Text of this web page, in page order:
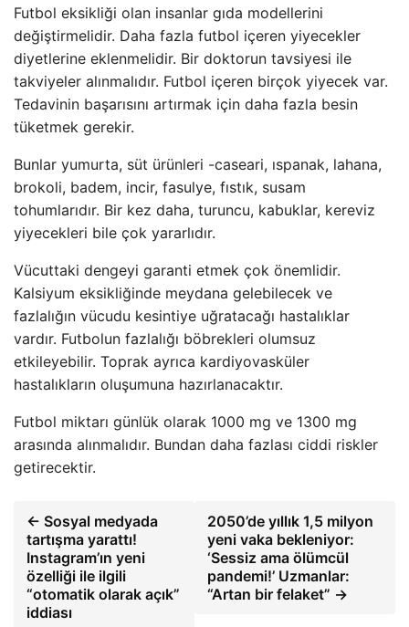
Futbol eksikliği olan insanlar gıda modellerini
değiştirmelidir. Daha fazla futbol içeren yiyecekler
diyetlerine eklenmelidir. Bir doktorun tavsiyesi ile
takviyeler alınmalıdır. Futbol içeren birçok yiyecek var.
Tedavinin başarısını artırmak için daha fazla besin
tüketmek gerekir.
Bunlar yumurta, süt ürünleri -caseari, ıspanak, lahana,
brokoli, badem, incir, fasulye, fıstık, susam
tohumlarıdır. Bir kez daha, turuncu, kabuklar, kereviz
yiyecekleri bile çok yararlıdır.
Vücuttaki dengeyi garanti etmek çok önemlidir.
Kalsiyum eksikliğinde meydana gelebilecek ve
fazlalığın vücudu kesintiye uğratacağı hastalıklar
vardır. Futbolun fazlalığı böbrekleri olumsuz
etkileyebilir. Toprak ayrıca kardiyovasküler
hastalıkların oluşumuna hazırlanacaktır.
Futbol miktarı günlük olarak 1000 mg ve 1300 mg
arasında alınmalıdır. Bundan daha fazlası ciddi riskler
getirecektir.
← Sosyal medyada
tartışma yarattı!
Instagram’ın yeni
özelliği ile ilgili
“otomatik olarak açık”
iddiası
2050’de yıllık 1,5 milyon
yeni vaka bekleniyor:
‘Sessiz ama ölümcül
pandemi!’ Uzmanlar:
“Artan bir felaket” →